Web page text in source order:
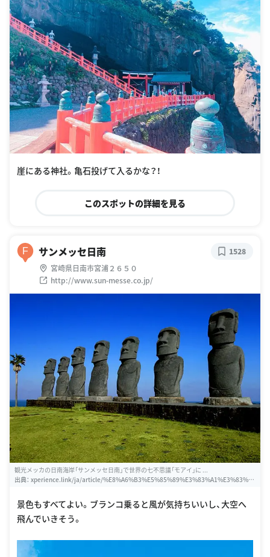
崖にある神社。亀石投げて入るかな？！
このスポットの詳細を見る
F サンメッセ日南
宮崎県日南市宮浦２６５０
http://www.sun-messe.co.jp/
1528
観光メッカの日南海岸「サンメッセ日南」で世界の七不思議「モアイ」に ...
出典： xperience.link/ja/article/%E8%A6%B3%E5%85%89%E3%83%A1%E3%83%8
E3%80%8C%E3%82%B5%E3%83%B3%E3%83%A1%E3%83%83%E3%82%BB%E
6%97%A5%E5%8D%97%E3%80%8D%E3%81%A7%E4%B8%96%E7%95%8C%E3%
81%AE%E4%B8%83%E4%B8%8D%E6%80%9D%E8%AD%B0%E3%80%8C%E3%8
景色もすべてよい。ブランコ乗ると風が気持ちいいし、大空へ
飛んでいきそう。